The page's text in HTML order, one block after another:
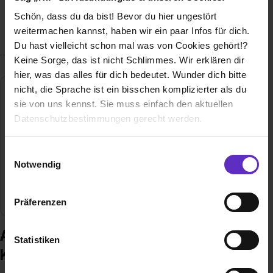
Schön, dass du da bist! Bevor du hier ungestört
weitermachen kannst, haben wir ein paar Infos für dich.
Du hast vielleicht schon mal was von Cookies gehört!?
Keine Sorge, das ist nicht Schlimmes. Wir erklären dir
hier, was das alles für dich bedeutet. Wunder dich bitte
nicht, die Sprache ist ein bisschen komplizierter als du
sie von uns kennst. Sie muss einfach den aktuellen
Datenschutzbestimmungen gerecht werden.
Benutzung der Webseite getroffenen Einstellungen zu
Webseite zu analysieren („Statistiken“), um
Informationen zu deiner Verwendung unserer Website an
Notwendig
Präferenzen
Statistiken
das Bischöfliche Ordinariat Regensburg neun
Hauptabteilungen hat.
Diözese Regensburg KdöR
Niedermünstergasse 1
Gründungsjahr 739
24000
Ausbildung bei Diözese Regensburg
KdöR